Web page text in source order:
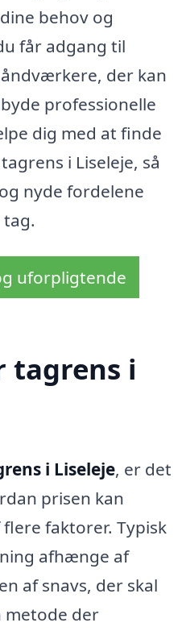
behov og
får adgang til
der kan
professionelle
dig med at finde
i Liseleje, så
nyde fordelene
uforpligtende
tagrens i
i Liseleje, er det
prisen kan
faktorer. Typisk
afhænge af
af snavs, der skal
metode der